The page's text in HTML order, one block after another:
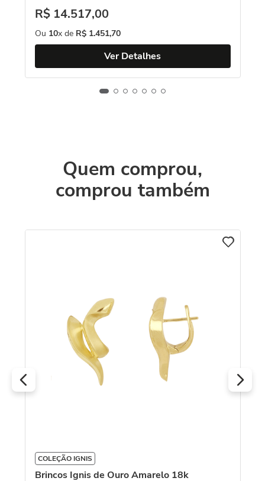
R$ 14.517,00
Ou 10x de R$ 1.451,70
Ver Detalhes
Quem comprou,
comprou também
COLEÇÃO IGNIS
Brincos Ignis de Ouro Amarelo 18k